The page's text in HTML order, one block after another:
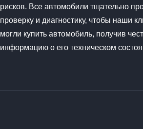
рисков. Все автомобили тщательно
проверку и диагностику, чтобы наши
могли купить автомобиль, получив
информацию о его техническом